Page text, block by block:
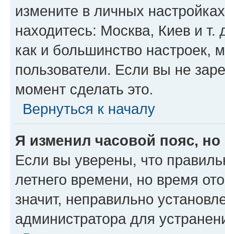
измените в личных
находитесь: Москва, Киев и т.
как и большинство настроек,
пользователи. Если вы не
момент сделать это.
Вернуться к началу
Я изменил часовой пояс,
Если вы уверены, что
летнего времени, но время
значит, неправильно
администратора для